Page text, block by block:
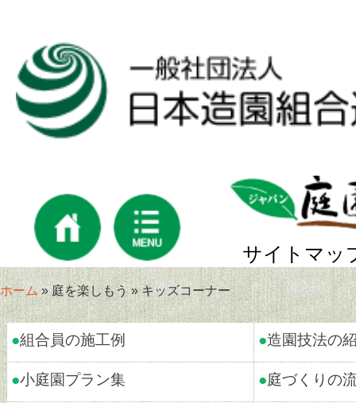
サイトマッ
ホーム» 庭を楽しもう » キッズコーナー
●組合員の施工例 ●造園技法の
●小庭園プラン集 ●庭づくりの